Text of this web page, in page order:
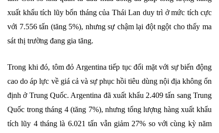
xuất khẩu tích lũy bốn tháng của Thái Lan duy trì ở mức tích cực
với 7.556 tấn (tăng 5%), nhưng sự chậm lại đột ngột cho thấy ma
sát thị trường đang gia tăng.
Trong khi đó, tôm đỏ Argentina tiếp tục đối mặt với sự biến động
cao do áp lực về giá cả và sự phục hồi tiêu dùng nội địa không ổn
định ở Trung Quốc. Argentina đã xuất khẩu 2.409 tấn sang Trung
Quốc trong tháng 4 (tăng 7%), nhưng tổng lượng hàng xuất khẩu
tích lũy 4 tháng là 6.021 tấn vẫn giảm 27% so với cùng kỳ năm